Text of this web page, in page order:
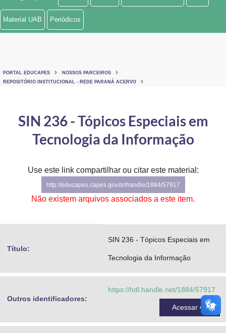
Ministério de Minas e Energia
Ministério do Turismo
Controladoria-Geral da União
Ministério da Mulher, da Família e dos Direitos Humanos
Secretaria-Geral
Material UAB Periódicos
PORTAL EDUCAPES
NOSSOS PARCEIROS
REPOSITÓRIO INSTITUCIONAL - REDE PARANÁ ACERVO
SIN 236 - Tópicos Especiais em
Tecnologia da Informação
Use este link compartilhar ou citar este material:
http://educapes.capes.gov.br/handle/1884/57917
Não existem arquivos associados a este item.
Título:
SIN 236 - Tópicos Especiais em
Tecnologia da Informação
Outros identificadores:
https://hdl.handle.net/1884/57917
Acessar